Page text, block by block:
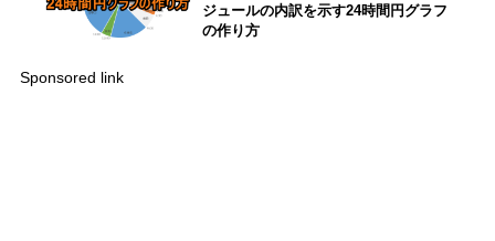
ジュールの内訳を示す24時間円グラフ
の作り方
Sponsored link